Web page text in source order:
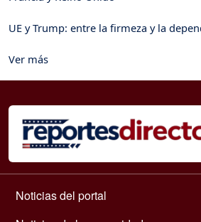
UE y Trump: entre la firmeza y la
Ver más
Navegación principal
Noticias del portal